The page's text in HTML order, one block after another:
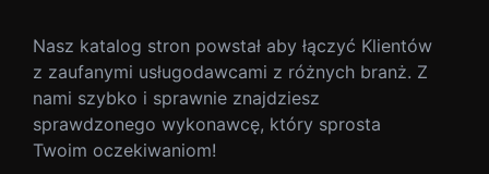
Nasz katalog stron powstał aby łączyć Klientów
z zaufanymi usługodawcami z różnych branż. Z
nami szybko i sprawnie znajdziesz
sprawdzonego wykonawcę, który sprosta
Twoim oczekiwaniom!